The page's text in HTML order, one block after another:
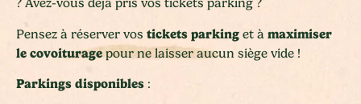
? Avez-vous déjà pris vos tickets parking ?
Pensez à réserver vos tickets parking et à maximiser
le covoiturage pour ne laisser aucun siège vide !
Parkings disponibles :